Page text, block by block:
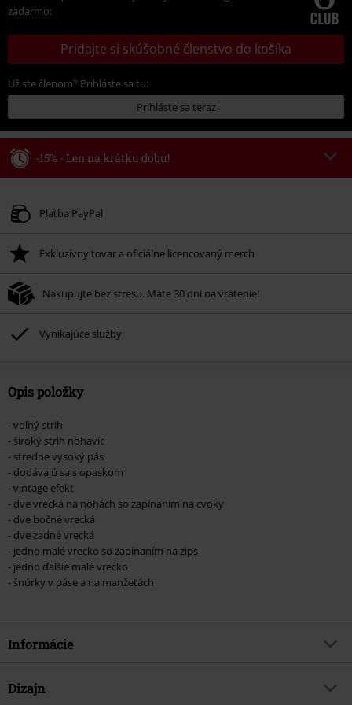
zadarmo:
Pridajte si skúšobné členstvo do košíka
Už ste členom? Prihláste sa tu:
Prihláste sa teraz
-15% - Len na krátku dobu!
Platné do 8/9/26
Po zadaní kódu v košíku, sa zľava uplatní automaticky.
Nemožno kombinovať s inými akciovými kódmi. Zľava sa nevzťahuje na:
knihy, médiá, vstupenky, Rammstein, (Till) Lindemann, Böhse Onkelz,
ktorých kúpou podporíte nadáciu.
Platba PayPal
Exkluzívny tovar a oficiálne licencovaný merch
Nakupujte bez stresu. Máte 30 dní na vrátenie!
Vynikajúce služby
Opis položky
- voľný strih
- široký strih nohavíc
- stredne vysoký pás
- dodávajú sa s opaskom
- vintage efekt
- dve vrecká na nohách so zapínaním na cvoky
- dve bočné vrecká
- dve zadné vrecká
- jedno malé vrecko so zapínaním na zips
- jedno ďalšie malé vrecko
- šnúrky v páse a na manžetách
Informácie
Tovar č.
Dizajn